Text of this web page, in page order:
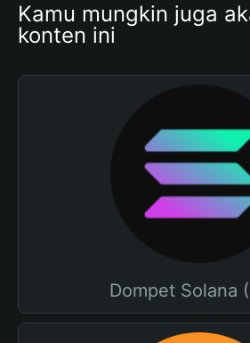
Kamu mungkin juga
konten ini
Dompet Solana